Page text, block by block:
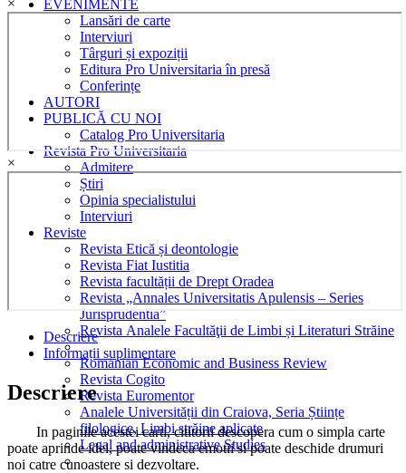
EVENIMENTE
Lansări de carte
Interviuri
Târguri și expoziții
Editura Pro Universitaria în presă
Conferințe
AUTORI
PUBLICĂ CU NOI
Catalog Pro Universitaria
Revista Pro Universitaria
Admitere
Știri
Opinia specialistului
Interviuri
Reviste
Revista Etică și deontologie
Revista Fiat Iustitia
Revista facultății de Drept Oradea
Revista „Annales Universitatis Apulensis – Series
Jurisprudentia”
Revista Analele Facultăţii de Limbi și Literaturi Străine
Romanian Economic and Business Review
Revista Cogito
Revista Euromentor
Analele Universității din Craiova, Seria Științe
filologice, Limbi străine aplicate
Legal and administrative Studies
poate
transforma
×
×
Descriere
Informații suplimentare
Descriere
In paginile acestei carti, cititorii descopera cum o simpla carte
poate aprinde idei, poate vindeca emotii si poate deschide drumuri
noi catre cunoastere si dezvoltare.